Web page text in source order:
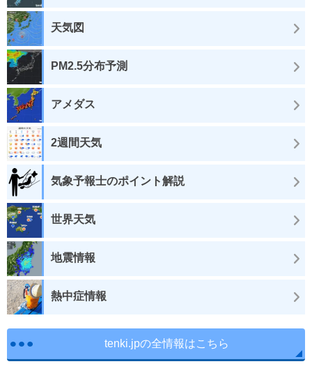
天気図
PM2.5分布予測
アメダス
2週間天気
気象予報士のポイント解説
世界天気
地震情報
熱中症情報
tenki.jpの全情報はこちら